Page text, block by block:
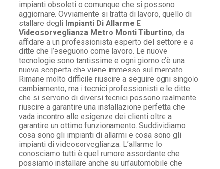
impianti obsoleti o comunque che si possono
aggiornare. Ovviamente si tratta di lavoro, quello di
stallare degli Impianti Di Allarme E
Videosorveglianza Metro Monti Tiburtino, da
affidare a un professionista esperto del settore e a
ditte che l’eseguono come lavoro. Le nuove
tecnologie sono tantissime e ogni giorno c’è una
nuova scoperta che viene immesso sul mercato.
Rimane molto difficile riuscire a seguire ogni singolo
cambiamento, ma i tecnici professionisti e le ditte
che si servono di diversi tecnici possono realmente
riuscire a garantire una installazione perfetta che
vada incontro alle esigenze dei clienti oltre a
garantire un ottimo funzionamento. Suddividiamo
cosa sono gli impianti di allarmi e cosa sono gli
impianti di videosorveglianza. L’allarme lo
conosciamo tutti è quel rumore assordante che
possiamo installare anche su un’automobile che